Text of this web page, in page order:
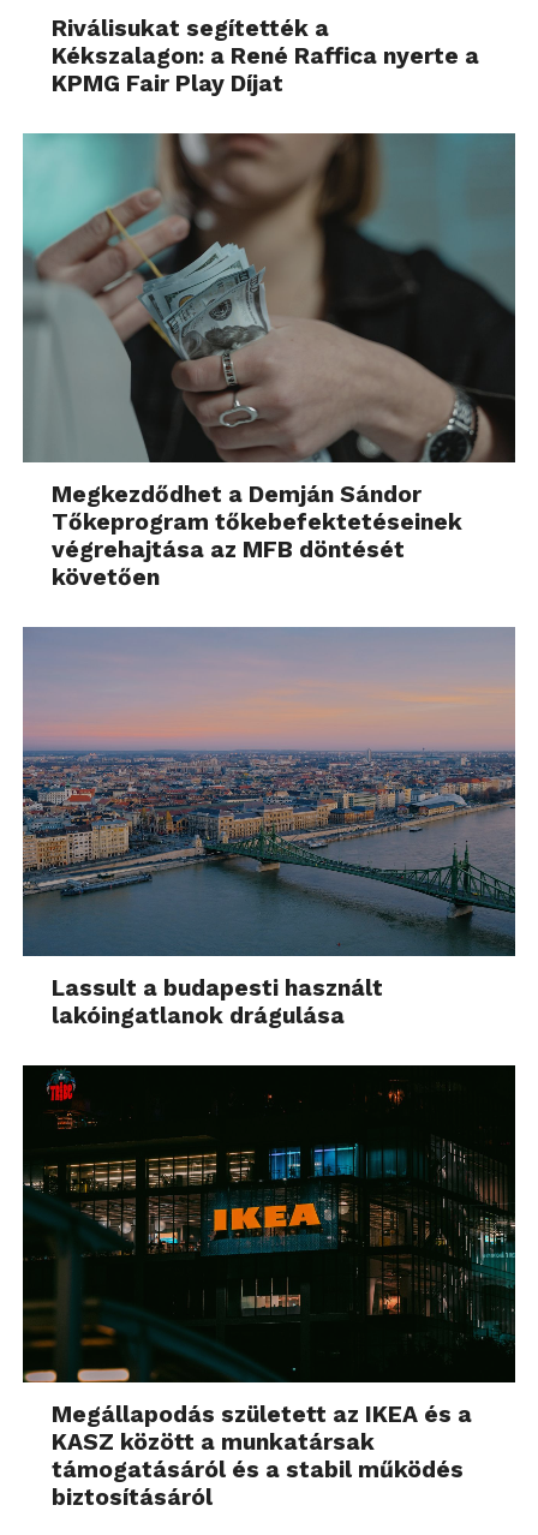
Riválisukat segítették a
Kékszalagon: a René Raffica nyerte a
KPMG Fair Play Díjat
Megkezdődhet a Demján Sándor
Tőkeprogram tőkebefektetéseinek
végrehajtása az MFB döntését
követően
Lassult a budapesti használt
lakóingatlanok drágulása
Megállapodás született az IKEA és a
KASZ között a munkatársak
támogatásáról és a stabil működés
biztosításáról